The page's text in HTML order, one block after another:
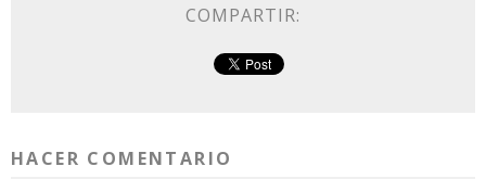
COMPARTIR:
HACER COMENTARIO